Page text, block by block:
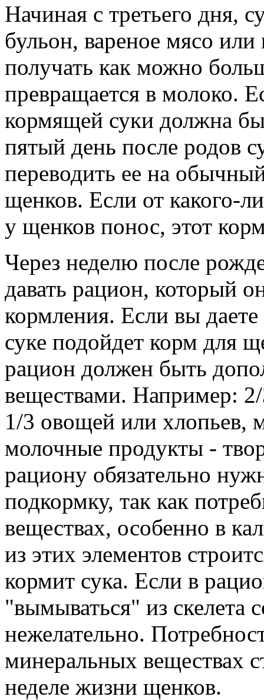
Начиная с третьего дня,
бульон, вареное мясо
получать как можно
превращается в молоко.
кормящей суки должна
пятый день после родов
переводить ее на
щенков. Если от какого-
у щенков понос, этот
Через неделю после
давать рацион, который
кормления. Если вы
суке подойдет корм
рацион должен быть
веществами. Например:
1/3 овощей или хлопьев,
молочные продукты -
рациону обязательно
подкормку, так как
веществах, особенно в
из этих элементов
кормит сука. Если в
"вымываться" из скелета
нежелательно.
минеральных веществах
неделе жизни щенков.